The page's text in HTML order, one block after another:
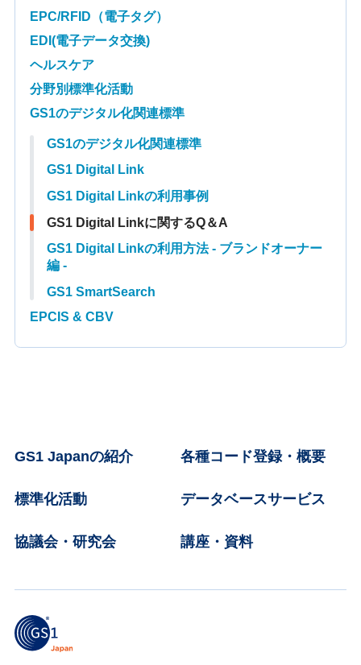
EPC/RFID（電子タグ）
EDI(電子データ交換)
ヘルスケア
分野別標準化活動
GS1のデジタル化関連標準
GS1のデジタル化関連標準
GS1 Digital Link
GS1 Digital Linkの利用事例
GS1 Digital Linkに関するQ＆A
GS1 Digital Linkの利用方法 - ブランドオーナー
編 -
GS1 SmartSearch
EPCIS & CBV
GS1 Japanの紹介 各種コード登録・概要
標準化活動 データベースサービス
協議会・研究会 講座・資料